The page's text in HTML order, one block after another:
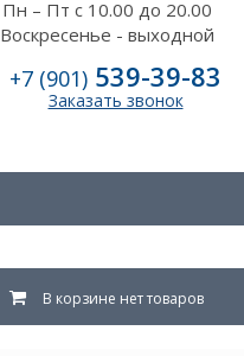
Пн – Пт с 10.00 до 20.00
Воскресенье - выходной
+7 (901) 539-39-83
Заказать звонок
В корзине нет товаров